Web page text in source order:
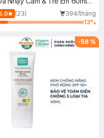
(23)
394/tháng
13%
-59 %